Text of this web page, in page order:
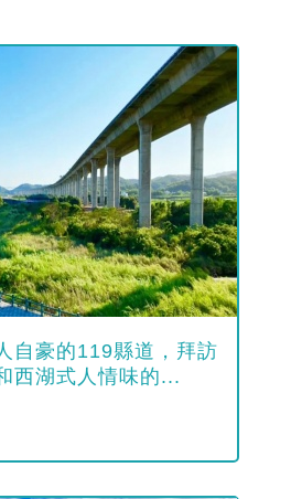
自豪的119縣道，拜訪
西湖式人情味的...